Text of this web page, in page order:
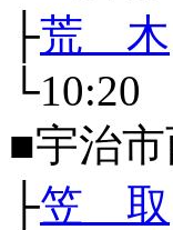
├荒 木
■宇治
├笠 取